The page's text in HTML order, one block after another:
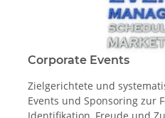
Corporate Events
Zielgerichtete und
Events und Sponsoring zur
Identifikation, Freude und